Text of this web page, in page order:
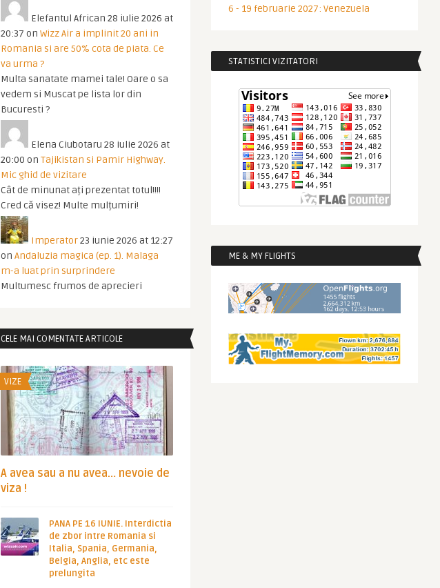
Elefantul African 28 iulie 2026 at
20:37 on Wizz Air a implinit 20 ani in
Romania si are 50% cota de piata. Ce
va urma ?
Multa sanatate mamei tale! Oare o sa
vedem si Muscat pe lista lor din
Bucuresti ?
Elena Ciubotaru 28 iulie 2026 at
20:00 on Tajikistan si Pamir Highway.
Mic ghid de vizitare
Cât de minunat ați prezentat totul!!!!
Cred că visez! Multe mulțumiri!
Imperator23 iunie 2026 at 12:27
on Andaluzia magica (ep. 1). Malaga
m-a luat prin surprindere
Multumesc frumos de aprecieri
CELE MAI COMENTATE ARTICOLE
VIZE
A avea sau a nu avea… nevoie de
viza !
PANA PE 16 IUNIE. Interdictia
de zbor intre Romania si
Italia, Spania, Germania,
Belgia, Anglia, etc este
prelungita
6 - 19 februarie 2027: Venezuela
STATISTICI VIZITATORI
ME & MY FLIGHTS